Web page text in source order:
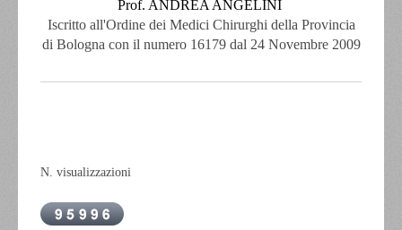
Prof. ANDREA ANGELINI
Iscritto all'Ordine dei Medici Chirurghi della Provincia
di Bologna con il numero 16179 dal 24 Novembre 2009
N. visualizzazioni